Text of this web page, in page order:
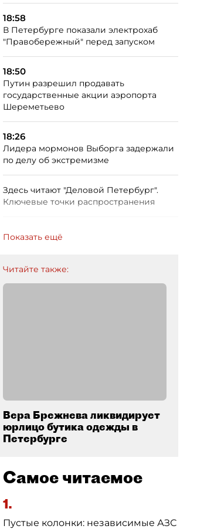
18:58
В Петербурге показали электрохаб
"Правобережный" перед запуском
18:50
Путин разрешил продавать
государственные акции аэропорта
Шереметьево
18:26
Лидера мормонов Выборга задержали
по делу об экстремизме
Здесь читают "Деловой Петербург".
Ключевые точки распространения
Показать ещё
Читайте также:
Вера Брежнева ликвидирует
юрлицо бутика одежды в
Петербурге
Самое читаемое
1.
Пустые колонки: независимые АЗС